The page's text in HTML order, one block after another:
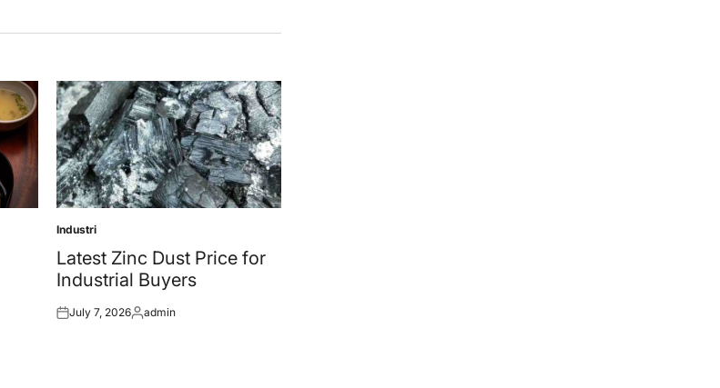
Posted
in
Industri
Latest Zinc Dust Price for
Industrial Buyers
Posted
July 7, 2026Posted
admin